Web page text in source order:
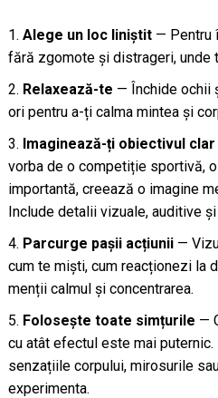
Alege un loc liniștit— Pentru
fără zgomote și distrageri, unde
Relaxează-te — Închide ochii
ori pentru a-ți calma mintea și
Imaginează-ți obiectivul
vorba de o competiție sportivă,
importantă, creează o imagine
Include detalii vizuale, auditive
Parcurge pașii acțiunii—
cum te miști, cum reacționezi la
menții calmul și concentrarea.
Folosește toate simțurile —
cu atât efectul este mai
senzațiile corpului, mirosurile
experimenta.